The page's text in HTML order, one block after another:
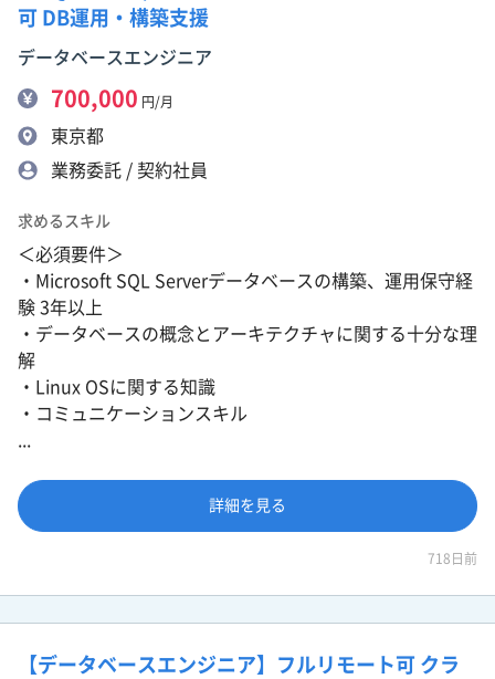
可 DB運用・構築支援
データベースエンジニア
700,000 円/月
東京都
業務委託 / 契約社員
求めるスキル
＜必須要件＞
・Microsoft SQL Serverデータベースの構築、運用保守経
験 3年以上
・データベースの概念とアーキテクチャに関する十分な理
解
・Linux OSに関する知識
・コミュニケーションスキル
詳細を見る
718日前
【データベースエンジニア】フルリモート可 クラ